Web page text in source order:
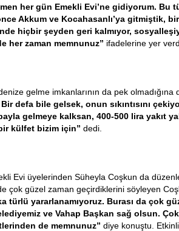
her gün Emekli Evi’ne gidiyorum. Bu
Akkum ve Kocahasanlı’ya gitmiştik,
hiçbir şeyden geri kalmıyor,
her zaman memnunuz” ifadelerine yer
gelme imkanlarının da pek olmadığına
defa bile gelsek, onun sıkıntısını
gelmeye kalksan, 400-500 lira yakıt
külfet bizim için” dedi.
Evi üyelerinden Süheyla Coşkun da
çok güzel zaman geçirdiklerini söyleyen
türlü yararlanamıyoruz. Burası da çok
ve Vahap Başkan sağ olsun.
de memnunuz” diye konuştu.